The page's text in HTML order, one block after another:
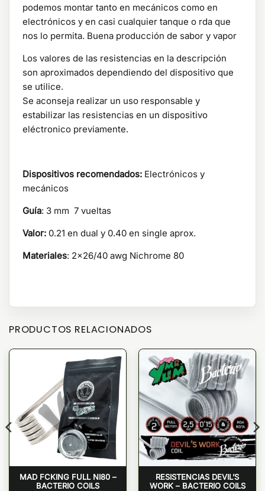
podemos montar tanto en mecánicos como en
electrónicos y en casi cualquier tanque o rda que
nos lo permita. Buena producción de sabor y vapor
Los valores de las resistencias en la descripción
son aproximados dependiendo del dispositivo que
se utilice.
Se aconseja realizar un uso responsable y
estabilizar las resistencias en un dispositivo
eléctronico previamente.
Dispositivos recomendados: Electrónicos y
mecánicos
Guía: 3 mm 7 vueltas
Valor: 0.21 en dual y 0.40 en single aprox.
Materiales: 2×26/40 awg Nichrome 80
PRODUCTOS RELACIONADOS
MAD FCKING FULL NI80 –
BACTERIO COILS
RESISTENCIAS DEVIL’S
WORK – BACTERIO COILS